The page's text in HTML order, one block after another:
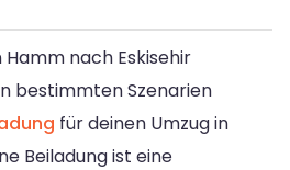
nach Eskisehir
bestimmten Szenarien
für deinen Umzug in
Beiladung ist eine